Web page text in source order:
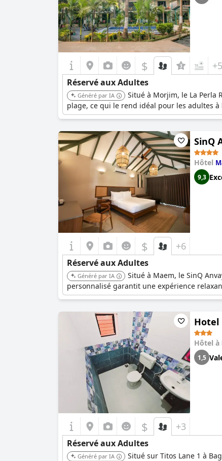
$ +5
Réservé aux Adultes
Généré par IA
Situé à Morjim, le La Perla
plage, ce qui le rend idéal pour les adultes
SinQ
Hôtel
9,3
$ +6
Réservé aux Adultes
Généré par IA
Situé à Maem, le SinQ
personnalisé garantit une expérience
Hotel
Hôtel à
1,5
$ +3
Réservé aux Adultes
Généré par IA
Situé sur Titos Lane 1 à